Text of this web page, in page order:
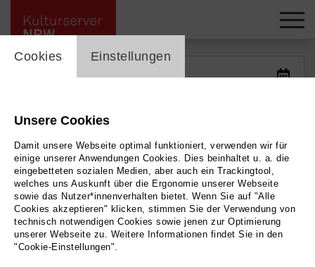
Kalender -
cookie_layer
Cookies Einstellungen
Unsere Cookies
Damit unsere Webseite optimal funktioniert, verwenden wir für
einige unserer Anwendungen Cookies. Dies beinhaltet u. a. die
eingebetteten sozialen Medien, aber auch ein Trackingtool,
welches uns Auskunft über die Ergonomie unserer Webseite
sowie das Nutzer*innenverhalten bietet. Wenn Sie auf "Alle
Cookies akzeptieren" klicken, stimmen Sie der Verwendung von
technisch notwendigen Cookies sowie jenen zur Optimierung
unserer Webseite zu. Weitere Informationen findet Sie in den
"Cookie-Einstellungen".